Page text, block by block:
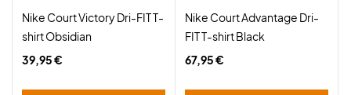
Nike Court Victory Dri-FIT T-
shirt Obsidian
39,95 €
Nike Court Advantage Dri-
FIT T-shirt Black
67,95 €